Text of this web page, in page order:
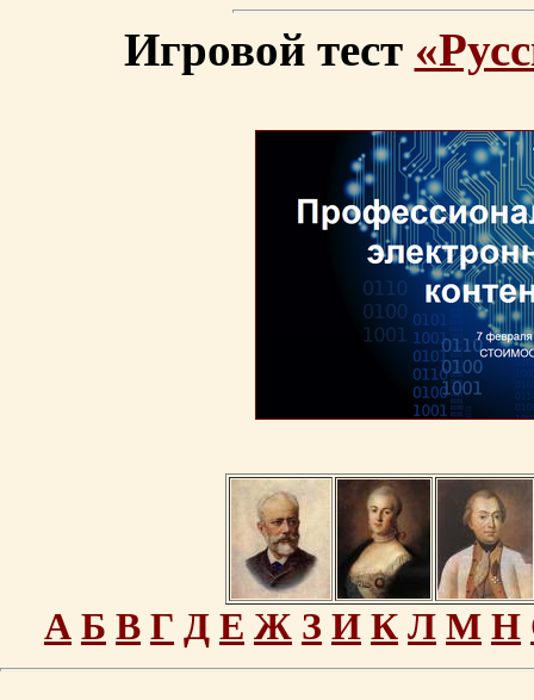
Игровой тест
А Б В Г Д Е Ж З И К Л М Н